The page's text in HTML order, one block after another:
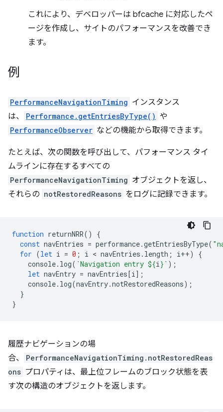
これにより、デベロッパーは bfcache に対応したペ
ージを作成し、サイトのパフォーマンスを改善でき
ます。
例
PerformanceNavigationTiming インスタンス
は、
Performance.getEntriesByType() や
PerformanceObserver などの機能から取得できます。
たとえば、次の関数を呼び出して、パフォーマンス タイ
ムラインに存在するすべての
PerformanceNavigationTiming オブジェクトを返し、
それらの notRestoredReasons をログに記録できます。
function returnNRR()
{
const navEntries = performance.getEntriesByType(
for (let i = 0 ; i < navEntries . length ; i++)
{
console. log( `Navigation entry ${i} ` );
let navEntry = navEntries[i];
console. log(navEntry.notRestoredReasons);
}
}
履歴ナビゲーションの場
合、
PerformanceNavigationTiming.notRestoredReas
ons プロパティは、最上位フレームのブロック状態を表
す次の構造のオブジェクトを返します。